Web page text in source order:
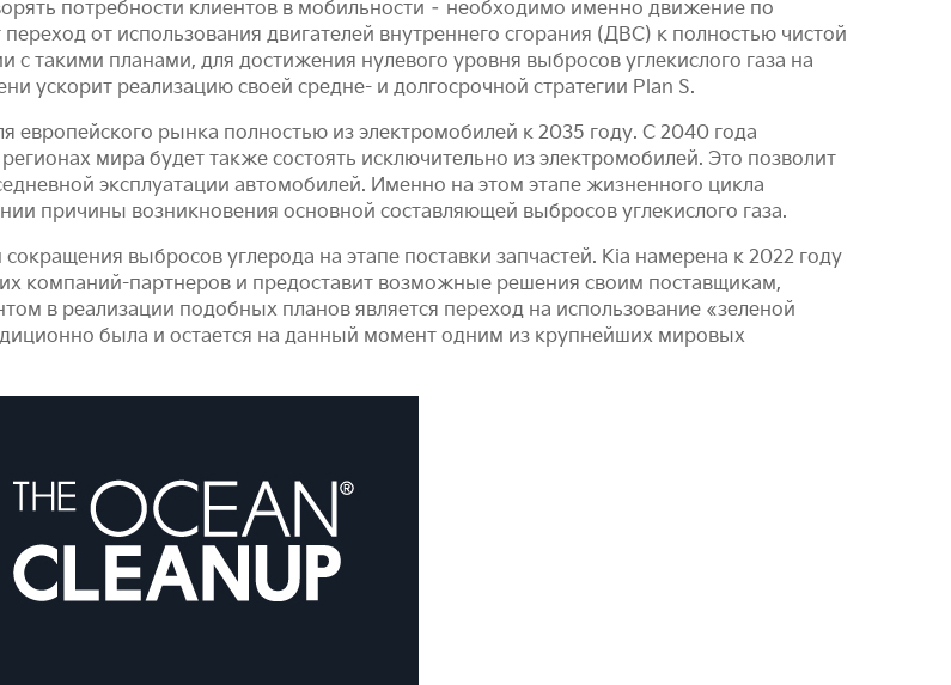
потребности клиентов в мобильности – необходимо именно движение по
от использования двигателей внутреннего сгорания (ДВС) к полностью чистой
с такими планами, для достижения нулевого уровня выбросов углекислого газа на
ускорит реализацию своей средне- и долгосрочной стратегии Plan S.
рынка полностью из электромобилей к 2035 году. С 2040 года
мира будет также состоять исключительно из электромобилей. Это позволит
эксплуатации автомобилей. Именно на этом этапе жизненного цикла
причины возникновения основной составляющей выбросов углекислого газа.
выбросов углерода на этапе поставки запчастей. Kia намерена к 2022 году
компаний-партнеров и предоставит возможные решения своим поставщикам,
в реализации подобных планов является переход на использование «зеленой
была и остается на данный момент одним из крупнейших мировых